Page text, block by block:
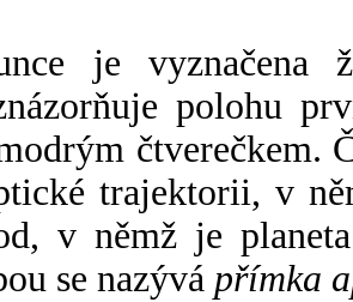
je vyznačena
polohu
čtverečkem.
trajektorii, v
v němž je
se nazývá přímka